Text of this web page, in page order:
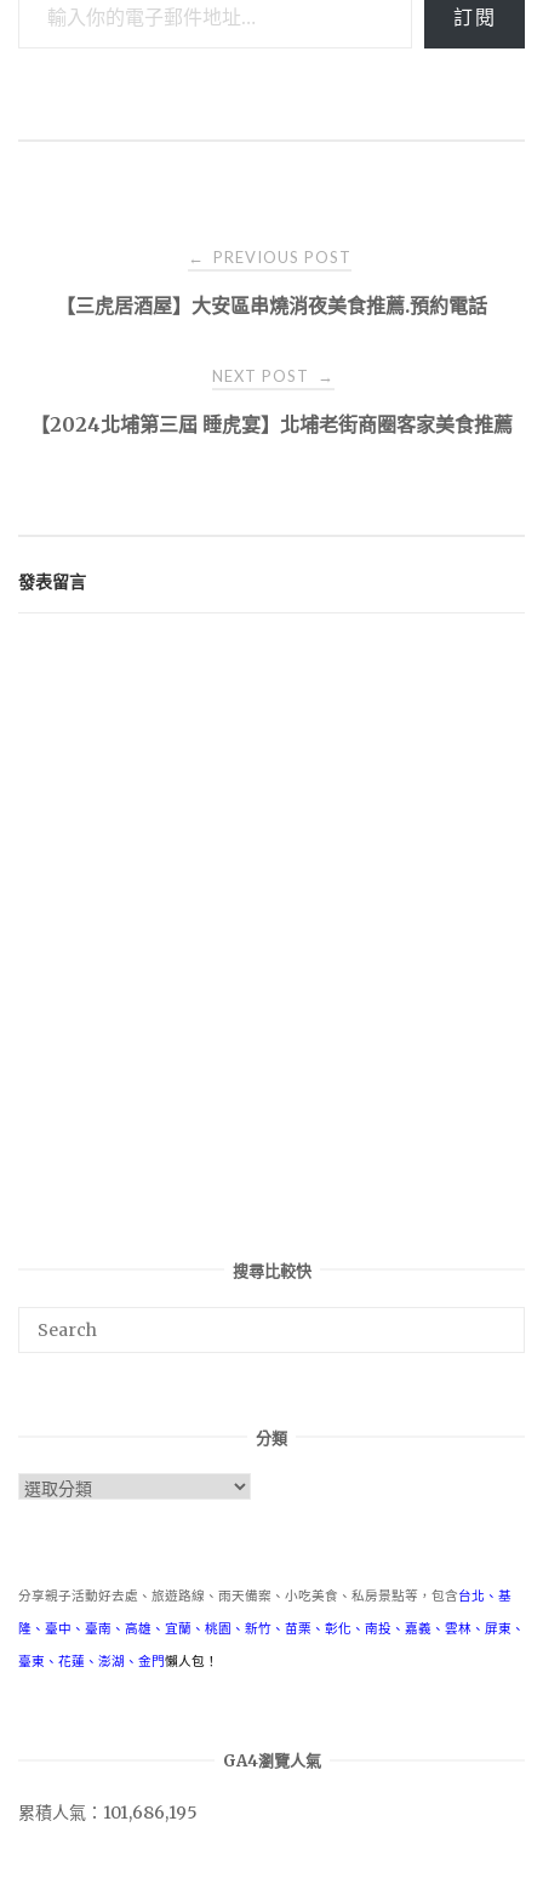
訂閱
navigation
← PREVIOUS POST
【三虎居酒屋】大安區串燒消夜美食推薦.預約電話
NEXT POST →
【2024北埔第三屆 睡虎宴】北埔老街商圈客家美食推薦
發表留言
搜尋比較快
分類
分
分享親子活動好去處、旅遊路線、雨天備案、小吃美食、私房景點等，包含台北 、 基
隆 、 臺中 、 臺南 、 高雄 、 宜蘭 、 桃園 、 新竹 、 苗栗 、 彰化 、 南投 、 嘉義 、 雲林 、 屏東 、
臺東 、 花蓮 、 澎湖 、 金門懶人包！
GA4瀏覽人氣
累積人氣：101,686,195